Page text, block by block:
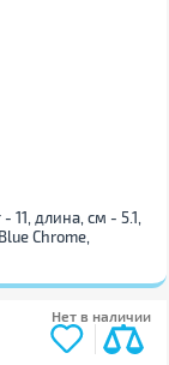
11, длина, см - 5.1,
Chrome,
Нет в наличии